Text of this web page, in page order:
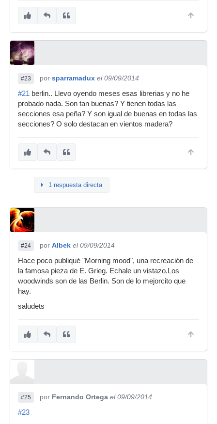
#23 por sparramadux el 09/09/2014
#21 berlin.. Llevo oyendo meses esas librerias y no he
probado nada. Son tan buenas? Y tienen todas las
secciones esa peña? Y son igual de buenas en todas las
secciones? O solo destacan en vientos madera?
1 respuesta directa
#24 por Albek el 09/09/2014
Hace poco publiqué "Morning mood", una recreación de
la famosa pieza de E. Grieg. Echale un vistazo.Los
woodwinds son de las Berlin. Son de lo mejorcito que
hay.
saludets
#25 por Fernando Ortega el 09/09/2014
#23